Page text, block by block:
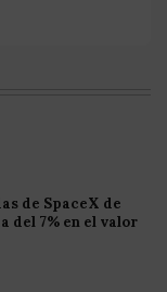
de SpaceX de
del 7% en el valor